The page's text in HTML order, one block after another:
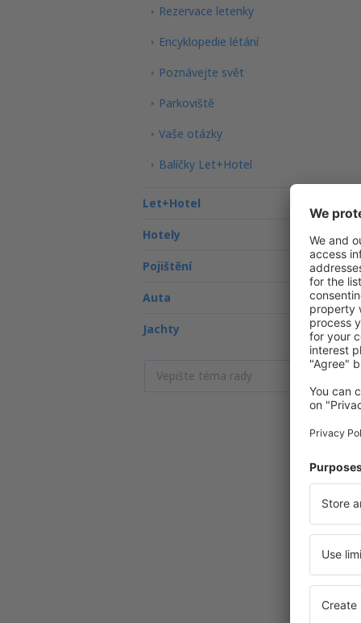
Rezervace letenky
Encyklopedie létání
Poznávejte svět
Parkoviště
Vaše otázky
Balíčky Let+Hotel
Let+Hotel
Hotely
Pojištění
Auta
Jachty